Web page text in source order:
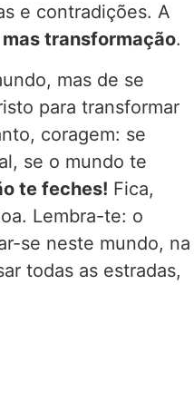
e contradições. A
mas transformação.
mas de se
para transformar
coragem: se
se o mundo te
te feches! Fica,
Lembra-te: o
se neste mundo, na
todas as estradas,